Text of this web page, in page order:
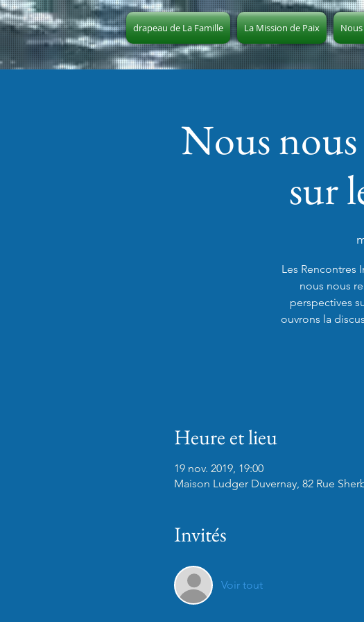
drapeau de La Famille La Mission de Paix
Nous
sur
Les Rencontres
nous nous
perspectives
ouvrons la
Heure et lieu
19 nov. 2019, 19:00
Maison Ludger Duvernay, 82 Rue
Invités
Voir tout